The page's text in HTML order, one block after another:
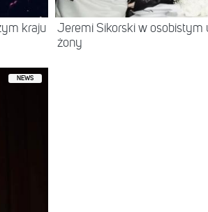
kraju
Jeremi Sikorski w osobistym
żony
NEWS